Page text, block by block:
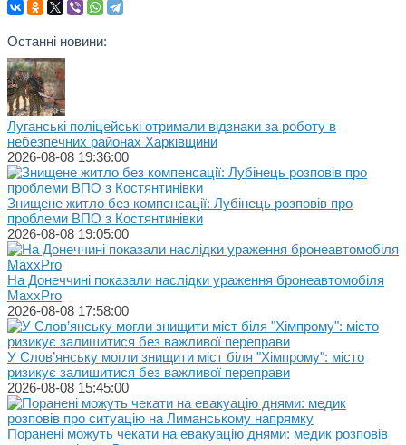
Останні новини:
Луганські поліцейські отримали відзнаки за роботу в
небезпечних районах Харківщини
2026-08-08 19:36:00
Знищене житло без компенсації: Лубінець розповів про
проблеми ВПО з Костянтинівки
2026-08-08 19:05:00
На Донеччині показали наслідки ураження бронеавтомобіля
MaxxPro
2026-08-08 17:58:00
У Слов’янську могли знищити міст біля "Хімпрому": місто
ризикує залишитися без важливої переправи
2026-08-08 15:45:00
Поранені можуть чекати на евакуацію днями: медик розповів